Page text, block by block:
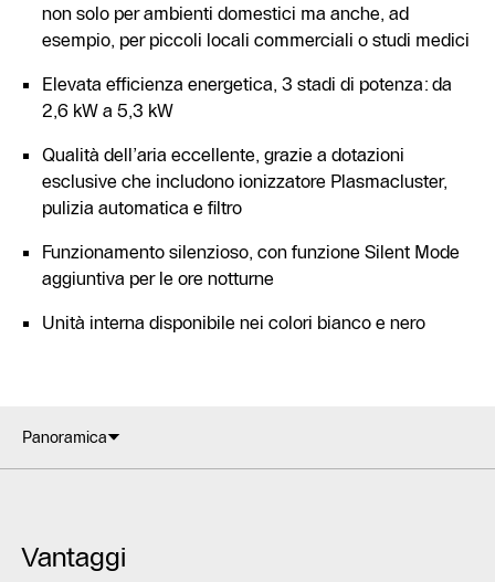
non solo per ambienti domestici ma anche, ad
esempio, per piccoli locali commerciali o studi medici
Elevata efficienza energetica, 3 stadi di potenza: da
2,6 kW a 5,3 kW
Qualità dell’aria eccellente, grazie a dotazioni
esclusive che includono ionizzatore Plasmacluster,
pulizia automatica e filtro
Funzionamento silenzioso, con funzione Silent Mode
aggiuntiva per le ore notturne
Unità interna disponibile nei colori bianco e nero
Panoramica
Vantaggi